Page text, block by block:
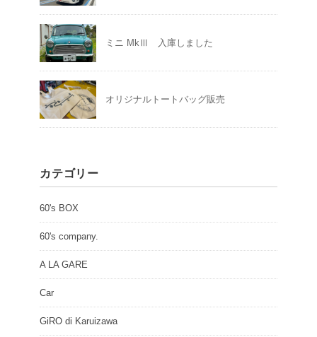
ミニ MkⅢ 入庫しました
オリジナルトートバッグ販売
カテゴリー
60's BOX
60's company.
A LA GARE
Car
GiRO di Karuizawa